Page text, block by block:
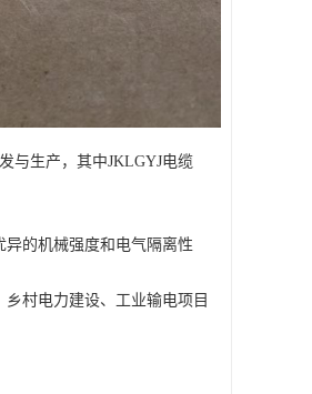
与生产，其中JKLGYJ电缆
的机械强度和电气隔离性
村电力建设、工业输电项目